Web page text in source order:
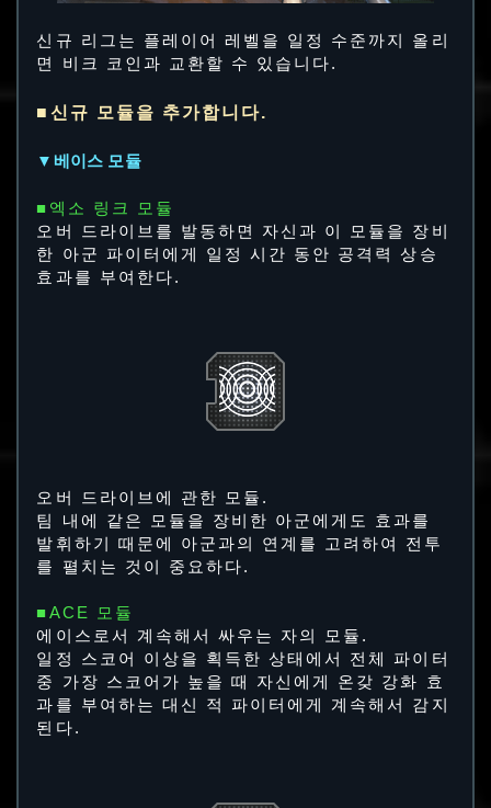
신규 리그는 플레이어 레벨을 일정 수준까지 올리
면 비크 코인과 교환할 수 있습니다.
■신규 모듈을 추가합니다.
▼베이스 모듈
■엑소 링크 모듈
오버 드라이브를 발동하면 자신과 이 모듈을 장비
한 아군 파이터에게 일정 시간 동안 공격력 상승
효과를 부여한다.
오버 드라이브에 관한 모듈.
팀 내에 같은 모듈을 장비한 아군에게도 효과를
발휘하기 때문에 아군과의 연계를 고려하여 전투
를 펼치는 것이 중요하다.
■ACE 모듈
에이스로서 계속해서 싸우는 자의 모듈.
일정 스코어 이상을 획득한 상태에서 전체 파이터
중 가장 스코어가 높을 때 자신에게 온갖 강화 효
과를 부여하는 대신 적 파이터에게 계속해서 감지
된다.